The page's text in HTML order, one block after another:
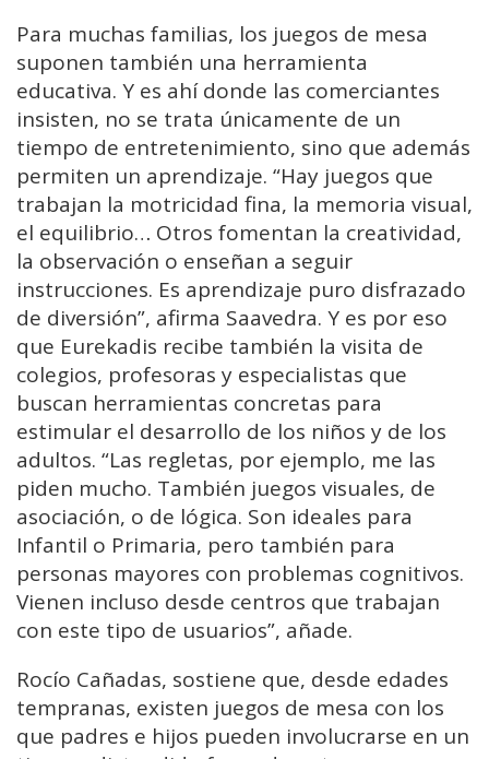
Para muchas familias, los juegos de mesa
suponen también una herramienta
educativa. Y es ahí donde las comerciantes
insisten, no se trata únicamente de un
tiempo de entretenimiento, sino que además
permiten un aprendizaje. “Hay juegos que
trabajan la motricidad fina, la memoria visual,
el equilibrio… Otros fomentan la creatividad,
la observación o enseñan a seguir
instrucciones. Es aprendizaje puro disfrazado
de diversión”, afirma Saavedra. Y es por eso
que Eurekadis recibe también la visita de
colegios, profesoras y especialistas que
buscan herramientas concretas para
estimular el desarrollo de los niños y de los
adultos. “Las regletas, por ejemplo, me las
piden mucho. También juegos visuales, de
asociación, o de lógica. Son ideales para
Infantil o Primaria, pero también para
personas mayores con problemas cognitivos.
Vienen incluso desde centros que trabajan
con este tipo de usuarios”, añade.
Rocío Cañadas, sostiene que, desde edades
tempranas, existen juegos de mesa con los
que padres e hijos pueden involucrarse en un